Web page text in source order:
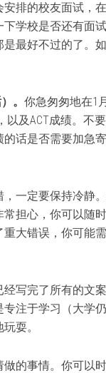
排的校友面试，
学校是否还有面
最好不过的了。
。 你急匆匆地在1
以及ACT成绩。不
话是否需要加急
一定要保持冷静
担心，你可以随
大错误，你可能
写完了所有的文
注于学习（大学
耍。
的事情。你可以